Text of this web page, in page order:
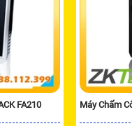
FA210 Máy Chấm